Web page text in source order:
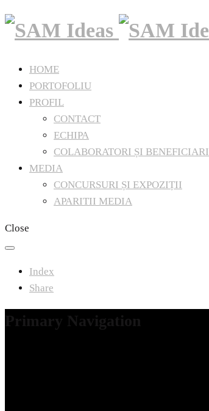
HOME
PORTOFOLIU
PROFIL
CONTACT
ECHIPA
COLABORATORI ȘI BENEFICIARI
MEDIA
CONCURSURI ȘI EXPOZIȚII
APARITII MEDIA
Close
Index
Share